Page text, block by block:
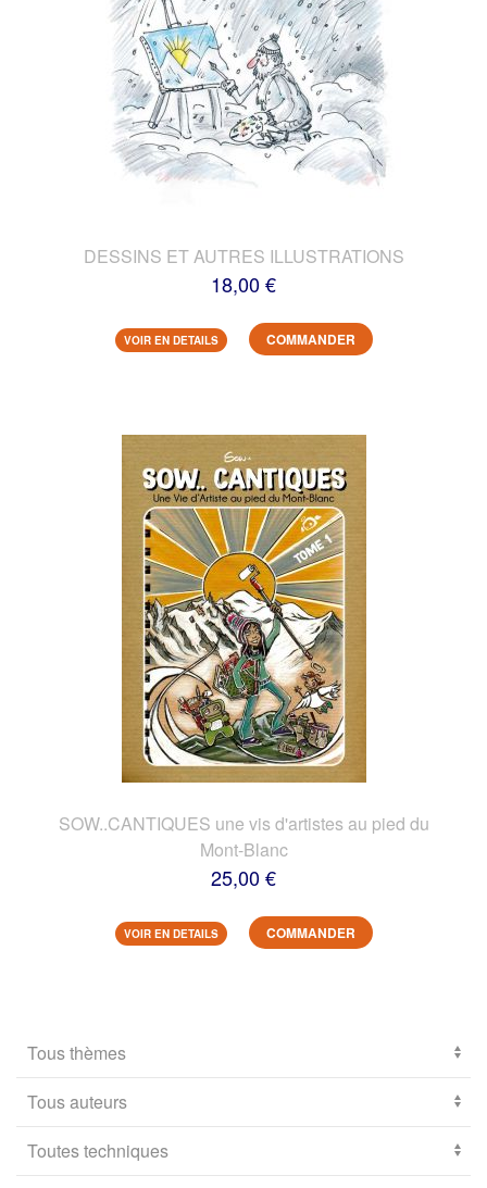
DESSINS ET AUTRES ILLUSTRATIONS
18,00 €
VOIR EN DETAILS COMMANDER
SOW..CANTIQUES une vis d'artistes au pied du
Mont-Blanc
25,00 €
VOIR EN DETAILS COMMANDER